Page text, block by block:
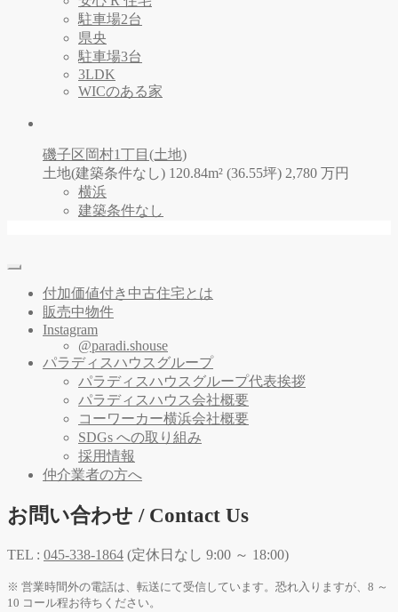
駐車場2台
県央
駐車場3台
3LDK
WICのある家
磯子区岡村1丁目(土地)
土地(建築条件なし) 120.84m² (36.55坪) 2,780 万円
横浜
建築条件なし
付加価値付き中古住宅とは
販売中物件
Instagram
@paradi.shouse
パラディスハウスグループ
パラディスハウスグループ代表挨拶
パラディスハウス会社概要
コーワーカー横浜会社概要
SDGs への取り組み
採用情報
仲介業者の方へ
お問い合わせ / Contact Us
TEL : 045-338-1864 (定休日なし 9:00 ～ 18:00)
※ 営業時間外の電話は、転送にて受信しています。恐れ入りますが、8 ～
10 コール程お待ちください。